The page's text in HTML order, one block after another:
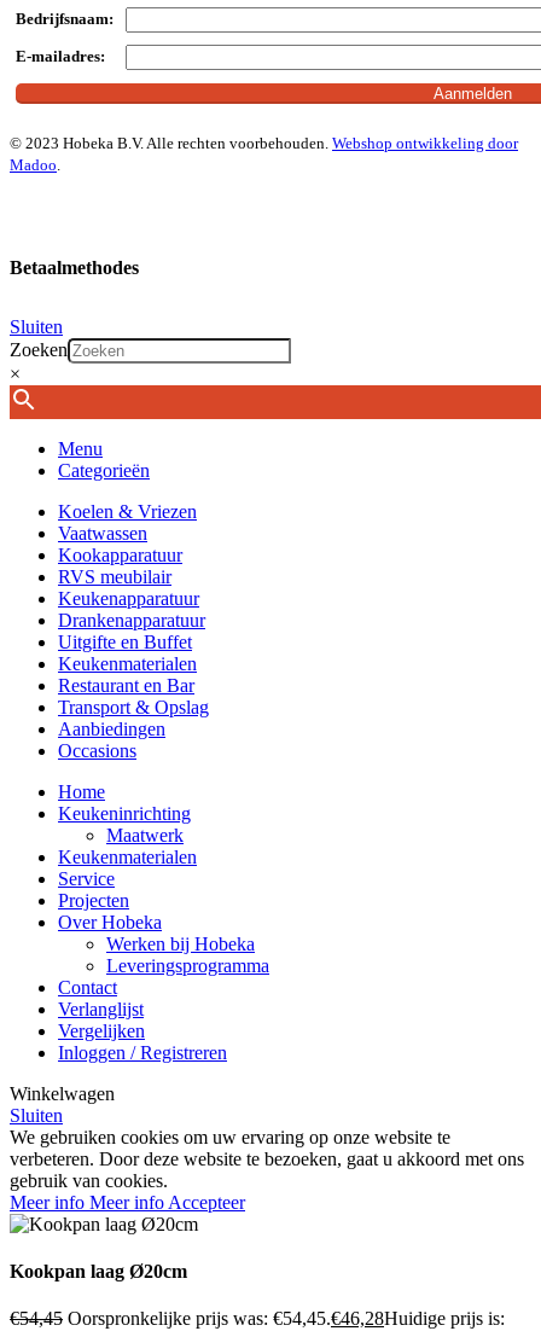
Bedrijfsnaam:
E-mailadres:
© 2023 Hobeka B.V. Alle rechten voorbehouden. Webshop ontwikkeling door
Madoo.
Betaalmethodes
Sluiten
Zoeken
×
Menu
Categorieën
Koelen & Vriezen
Vaatwassen
Kookapparatuur
RVS meubilair
Keukenapparatuur
Drankenapparatuur
Uitgifte en Buffet
Keukenmaterialen
Restaurant en Bar
Transport & Opslag
Aanbiedingen
Occasions
Home
Keukeninrichting
Maatwerk
Keukenmaterialen
Service
Projecten
Over Hobeka
Werken bij Hobeka
Leveringsprogramma
Contact
Verlanglijst
Vergelijken
Inloggen / Registreren
Winkelwagen
Sluiten
We gebruiken cookies om uw ervaring op onze website te
verbeteren. Door deze website te bezoeken, gaat u akkoord met ons
gebruik van cookies.
Meer info Meer info Accepteer
Kookpan laag Ø20cm
€54,45 Oorspronkelijke prijs was: €54,45.€46,28Huidige prijs is: